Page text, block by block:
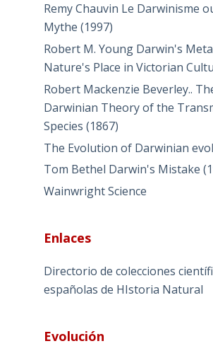
Remy Chauvin Le Darwinisme
Mythe (1997)
Robert M. Young Darwin's
Nature's Place in Victorian
Robert Mackenzie Beverley..
Darwinian Theory of the
Species (1867)
The Evolution of Darwinian
Tom Bethel Darwin's Mistake
Wainwright Science
Enlaces
Directorio de colecciones
españolas de HIstoria Natural
Evolución